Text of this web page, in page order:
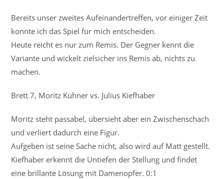
Bereits unser zweites Aufeinandertreffen, vor einiger Zeit
konnte ich das Spiel für mich entscheiden.
Heute reicht es nur zum Remis. Der Gegner kennt die
Variante und wickelt zielsicher ins Remis ab, nichts zu
machen.
Brett 7, Moritz Kühner vs. Julius Kiefhaber
Moritz steht passabel, übersieht aber ein Zwischenschach
und verliert dadurch eine Figur.
Aufgeben ist seine Sache nicht, also wird auf Matt gestellt.
Kiefhaber erkennt die Untiefen der Stellung und findet
eine brillante Lösung mit Damenopfer. 0:1